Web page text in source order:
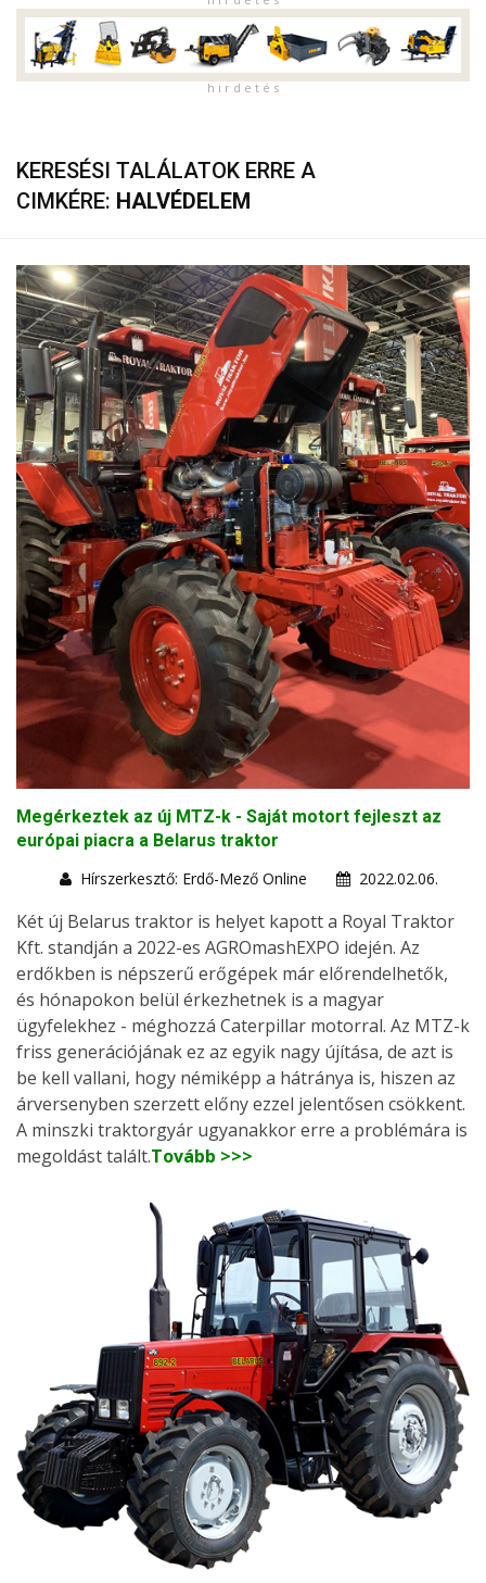
h i r d e t é s
KERESÉSI TALÁLATOK ERRE A
CIMKÉRE: HALVÉDELEM
Megérkeztek az új MTZ-k - Saját motort fejleszt az
európai piacra a Belarus traktor
Hírszerkesztő: Erdő-Mező Online
2022.02.06.
Két új Belarus traktor is helyet kapott a Royal Traktor
Kft. standján a 2022-es AGROmashEXPO idején. Az
erdőkben is népszerű erőgépek már előrendelhetők,
és hónapokon belül érkezhetnek is a magyar
ügyfelekhez - méghozzá Caterpillar motorral. Az MTZ-k
friss generációjának ez az egyik nagy újítása, de azt is
be kell vallani, hogy némiképp a hátránya is, hiszen az
árversenyben szerzett előny ezzel jelentősen csökkent.
A minszki traktorgyár ugyanakkor erre a problémára is
megoldást talált.Tovább >>>